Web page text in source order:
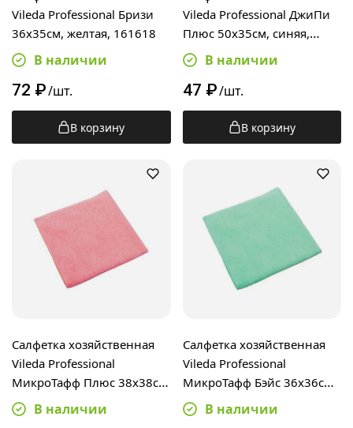
Vileda Professional Бризи
36х35см, желтая, 161618
В наличии
72 ₽/шт.
В корзину
Vileda Professional ДжиПи
Плюс 50х35см, синяя,
100844В наличии
47 ₽/шт.
В корзину
Салфетка хозяйственная
Vileda Professional
МикроТафф Плюс 38х38см,
красная, 174201
В наличии
Салфетка хозяйственная
Vileda Professional
МикроТафф Бэйс 36х36см,
зеленая, 174180
В наличии